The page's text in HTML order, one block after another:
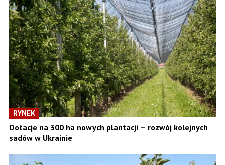
RYNEK
Dotacje na 300 ha nowych plantacji – rozwój kolejnych
sadów w Ukrainie